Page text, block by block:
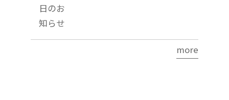
日のお
知らせ
more